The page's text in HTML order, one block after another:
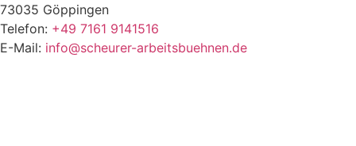
73035 Göppingen
Telefon: +49 7161 9141516
E-Mail: info@scheurer-arbeitsbuehnen.de